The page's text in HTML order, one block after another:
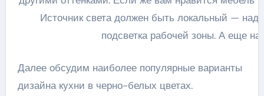
Источник света должен быть локальный —
подсветка рабочей зоны. А еще
Далее обсудим наиболее популярные варианты
дизайна кухни в черно-белых цветах.